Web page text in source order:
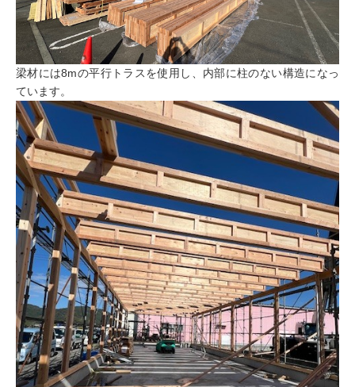
梁材には8mの平行トラスを使用し、内部に柱のない構造になっ
ています。